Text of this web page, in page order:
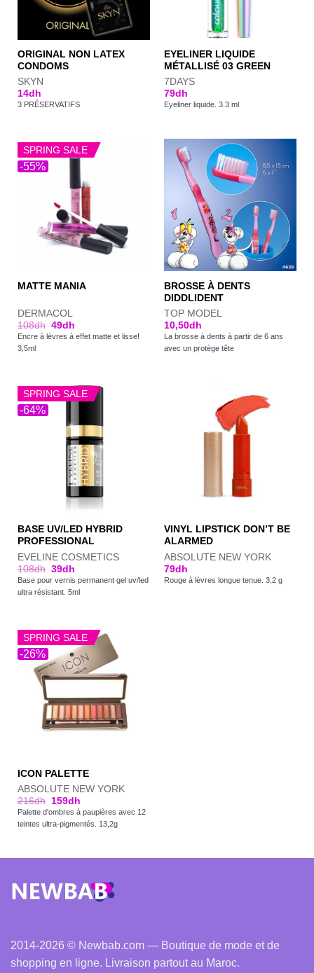
ORIGINAL NON LATEX
CONDOMS
SKYN
14dh
3 PRÉSERVATIFS
EYELINER LIQUIDE
MÉTALLISÉ 03 GREEN
7DAYS
79dh
Eyeliner liquide. 3.3 ml
-55%
SPRING SALE
MATTE MANIA
DERMACOL
108dh 49dh
Encre à lèvres à effet matte et lisse!
3,5ml
BROSSE À DENTS
DIDDLIDENT
TOP MODEL
10,50dh
La brosse à dents à partir de 6 ans
avec un protège tête
-64%
SPRING SALE
BASE UV/LED HYBRID
PROFESSIONAL
EVELINE COSMETICS
108dh 39dh
Base pour vernis permanent gel uv/led
ultra résistant. 5ml
VINYL LIPSTICK DON’T BE
ALARMED
ABSOLUTE NEW YORK
79dh
Rouge à lèvres longue tenue. 3,2 g
-26%
SPRING SALE
ICON PALETTE
ABSOLUTE NEW YORK
216dh 159dh
Palette d'ombres à paupières avec 12
teintes ultra-pigmentés. 13,2g
2014-2026 © Newbab.com — Boutique de mode et de
shopping en ligne. Livraison partout au Maroc.